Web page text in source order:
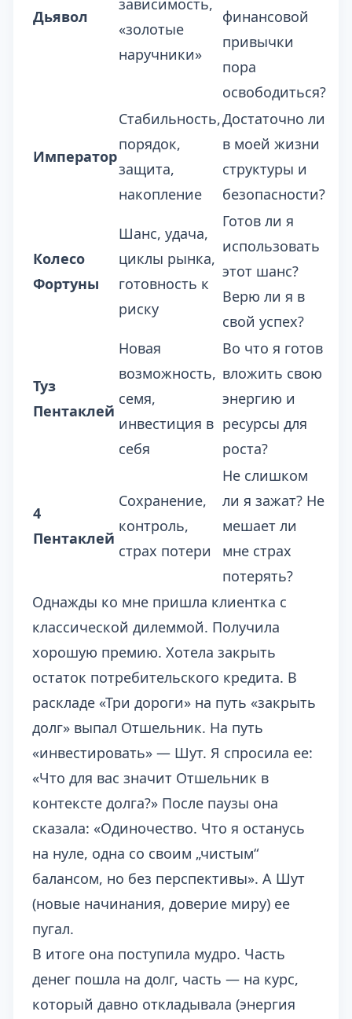
Дьявол
зависимость,
«золотые
наручники»
финансовой
привычки
пора
освободиться?
Император
Стабильность,
порядок,
защита,
накопление
Достаточно ли
в моей жизни
структуры и
безопасности?
Колесо
Фортуны
Шанс, удача,
циклы рынка,
готовность к
риску
Готов ли я
использовать
этот шанс?
Верю ли я в
свой успех?
Туз
Пентаклей
Новая
возможность,
семя,
инвестиция в
себя
Во что я готов
вложить свою
энергию и
ресурсы для
роста?
4
Пентаклей
Сохранение,
контроль,
страх потери
Не слишком
ли я зажат? Не
мешает ли
мне страх
потерять?
Однажды ко мне пришла клиентка с
классической дилеммой. Получила
хорошую премию. Хотела закрыть
остаток потребительского кредита. В
раскладе «Три дороги» на путь «закрыть
долг» выпал Отшельник. На путь
«инвестировать» — Шут. Я спросила ее:
«Что для вас значит Отшельник в
контексте долга?» После паузы она
сказала: «Одиночество. Что я останусь
на нуле, одна со своим „чистым“
балансом, но без перспективы». А Шут
(новые начинания, доверие миру) ее
пугал.
В итоге она поступила мудро. Часть
денег пошла на долг, часть — на курс,
который давно откладывала (энергия